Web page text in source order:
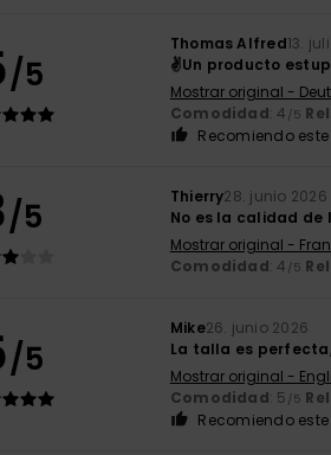
/5
Thomas Alfred13.
✌️Un producto
Mostrar original -
Comodidad: 4 /5
Recomiendo
/5 Thierry28. junio 2026
No es la calidad de
Mostrar original -
Comodidad: 4 /5
/5
Mike26. junio 2026
La talla es
Mostrar original -
Comodidad: 5 /5
Recomiendo